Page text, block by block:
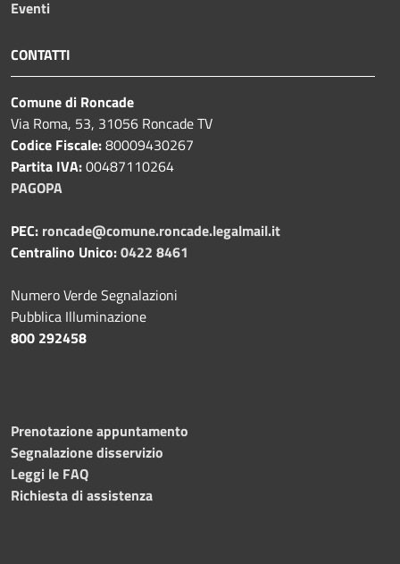
Eventi
CONTATTI
Comune di Roncade
Via Roma, 53, 31056 Roncade TV
Codice Fiscale:80009430267
Partita IVA:00487110264
PAGOPA
PEC: roncade@comune.roncade.legalmail.it
Centralino Unico:0422 8461
Numero Verde Segnalazioni
Pubblica Illuminazione
800 292458
Prenotazione appuntamento
Segnalazione disservizio
Leggi le FAQ
Richiesta di assistenza